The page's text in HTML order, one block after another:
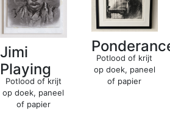
Jimi
Playing
Potlood of krijt
op doek, paneel
of papier
Potlood of krijt
op doek, paneel
of papier